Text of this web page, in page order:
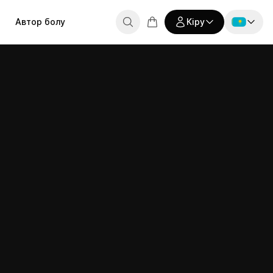
Автор болу Кіру